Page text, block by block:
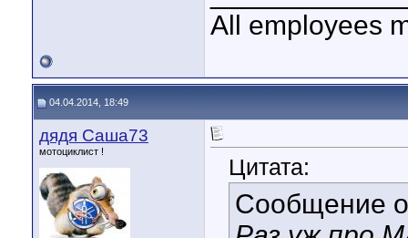
All employees
04.04.2014, 18:49
дядя Саша73
мотоциклист !
Цитата:
Сообщение